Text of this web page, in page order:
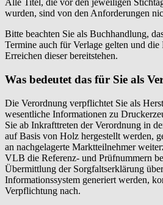
Alle Titel, die vor den jeweiligen
wurden, sind von den Anforderungen
Bitte beachten Sie als Buchhandlung,
Termine auch für Verlage gelten und
Erreichen dieser bereitstehen.
Was bedeutet das für Sie als
Die Verordnung verpflichtet Sie als
wesentliche Informationen zu
Sie ab Inkrafttreten der Verordnung in
auf Basis von Holz hergestellt werden,
an nachgelagerte Marktteilnehmer
VLB die Referenz- und Prüfnummern
Übermittlung der Sorgfaltserklärung
Informationssystem generiert werden,
Verpflichtung nach.